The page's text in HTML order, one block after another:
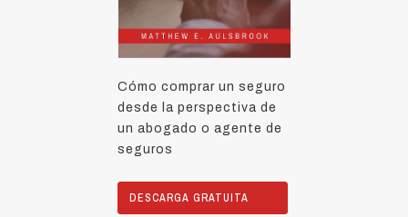
Cómo comprar un seguro
desde la perspectiva de
un abogado o agente de
seguros
DESCARGA GRATUITA